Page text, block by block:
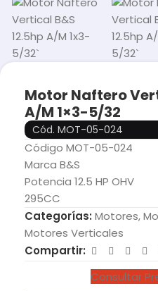
Motor Naftero
A/M 1×3-5/32
Cód. MOT-05-024
Código MOT-05-024
Marca B&S
Potencia 12.5 HP OHV
295CC
Categorías: Motores,
Motores Verticales
Compartir:
Consultar